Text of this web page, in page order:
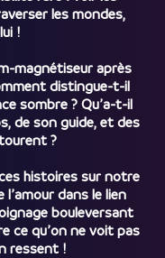
les mondes,
!
magnétiseur après
distingue-t-il
sombre ? Qu’a-t-il
de son guide, et des
?
histoires sur notre
dans le lien
bouleversant
ce qu’on ne voit pas
ressent !